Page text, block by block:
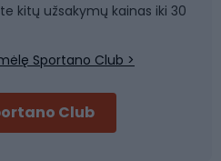
kitų užsakymų kainas iki 30
Sportano Club >
Club